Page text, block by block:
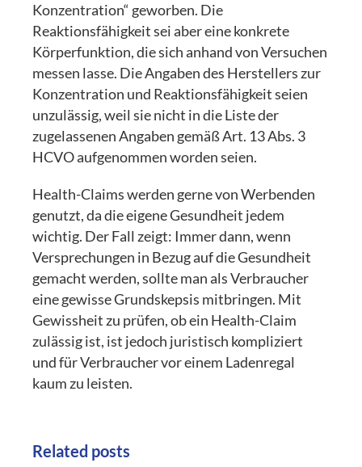
Konzentration“ geworben. Die
Reaktionsfähigkeit sei aber eine konkrete
Körperfunktion, die sich anhand von Versuchen
messen lasse. Die Angaben des Herstellers zur
Konzentration und Reaktionsfähigkeit seien
unzulässig, weil sie nicht in die Liste der
zugelassenen Angaben gemäß Art. 13 Abs. 3
HCVO aufgenommen worden seien.
Health-Claims werden gerne von Werbenden
genutzt, da die eigene Gesundheit jedem
wichtig. Der Fall zeigt: Immer dann, wenn
Versprechungen in Bezug auf die Gesundheit
gemacht werden, sollte man als Verbraucher
eine gewisse Grundskepsis mitbringen. Mit
Gewissheit zu prüfen, ob ein Health-Claim
zulässig ist, ist jedoch juristisch kompliziert
und für Verbraucher vor einem Ladenregal
kaum zu leisten.
Related posts